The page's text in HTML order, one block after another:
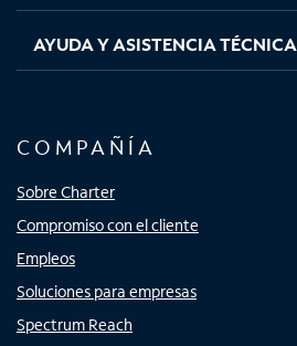
AYUDA Y ASISTENCIA TÉCNICA
COMPAÑÍA
Sobre Charter
Compromiso con el cliente
Empleos
Soluciones para empresas
Spectrum Reach